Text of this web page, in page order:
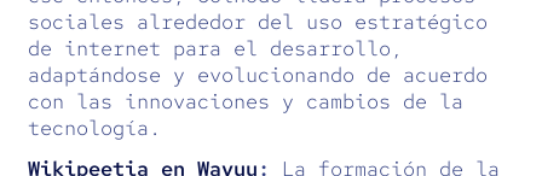
sociales alrededor del uso estratégico
de internet para el desarrollo,
adaptándose y evolucionando de acuerdo
con las innovaciones y cambios de la
tecnología.
Wikipeetia en Wayuu: La formación de la